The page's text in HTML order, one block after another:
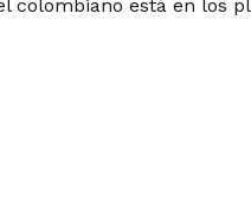
colombiano está en los